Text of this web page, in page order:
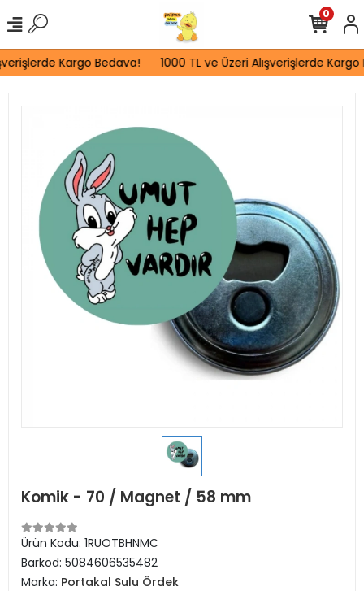
Kargo Bedava! 1000 TL ve Üzeri Alışverişlerde Kargo
0
Komik - 70 / Magnet / 58 mm
Ürün Kodu: 1RUOTBHNMC
Barkod: 5084606535482
Marka: Portakal Sulu Ördek